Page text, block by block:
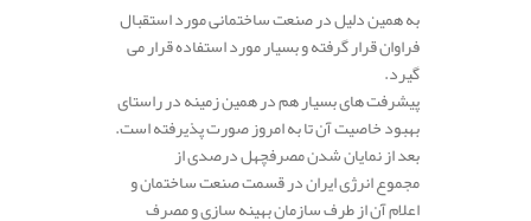
به همین دلیل در صنعت ساختمانی مورد استقبال
فراوان قرار گرفته و بسیار مورد استفاده قرار می
گیرد.
پیشرفت های بسیار هم در همین زمینه در راستای
بهبود خاصیت آن تا به امروز صورت پذیرفته است.
بعد از نمایان شدن مصرفچهل درصدی از
مجموع انرژی ایران در قسمت صنعت ساختمان و
اعلام آن از طرف سازمان بهینه سازی و مصرف